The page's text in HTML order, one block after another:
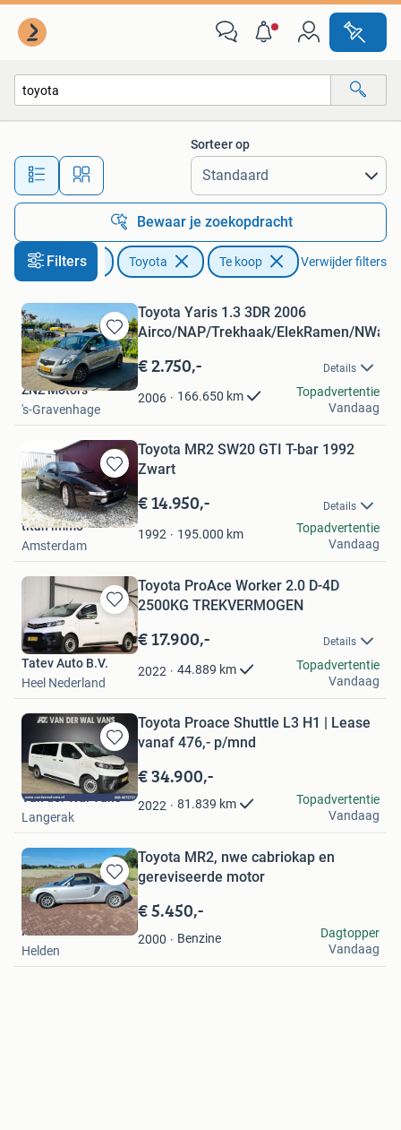
Alle afstanden…
Sorteer op
Bewaar je zoekopdracht
Filters
Auto's Toyota Te koop Verwijder filters
Bewaren
in
Mijn
Favorieten
Toyota Yaris 1.3 3DR 2006
Airco/NAP/Trekhaak/ElekRamen/NWapk
€ 2.750,- Details
2006 166.650 km
ZNZ Motors
's-Gravenhage
Topadvertentie
Vandaag
Bewaren
in
Mijn
Favorieten
Toyota MR2 SW20 GTI T-bar 1992
Zwart
€ 14.950,- Details
1992 195.000 km
titan immo
Amsterdam
Topadvertentie
Vandaag
Bewaren
Mijn
Favorieten
Toyota ProAce Worker 2.0 D-4D
2500KG TREKVERMOGEN
€ 17.900,- Details
2022 44.889 km
Tatev Auto B.V.
Heel Nederland
Topadvertentie
Vandaag
Bewaren
in
Mijn
Favorieten
Toyota Proace Shuttle L3 H1 | Lease
vanaf 476,- p/mnd
€ 34.900,-
2022 81.839 km
Van der Wal Vans
Langerak
Topadvertentie
Vandaag
Bewaren
in
Mijn
Favorieten
Toyota MR2, nwe cabriokap en
gereviseerde motor
€ 5.450,-
2000 Benzine
Haaf
Helden
Dagtopper
Vandaag